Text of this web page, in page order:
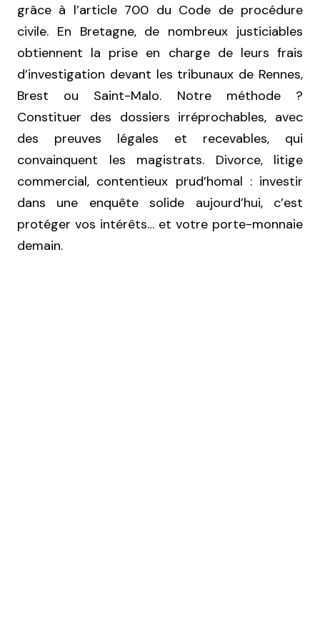
grâce à l’article 700 du Code de procédure
civile. En Bretagne, de nombreux justiciables
obtiennent la prise en charge de leurs frais
d’investigation devant les tribunaux de Rennes,
Brest ou Saint-Malo. Notre méthode ?
Constituer des dossiers irréprochables, avec
des preuves légales et recevables, qui
convainquent les magistrats. Divorce, litige
commercial, contentieux prud’homal : investir
dans une enquête solide aujourd’hui, c’est
protéger vos intérêts… et votre porte-monnaie
demain.